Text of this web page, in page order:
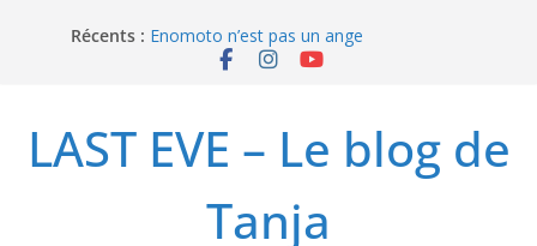
Récents : Enomoto n’est pas un ange
QUEEN BEE enflamme le Bataclan
I’m not in love de Zeniko Sumiya
LAST EVE – Le blog de
Tanja